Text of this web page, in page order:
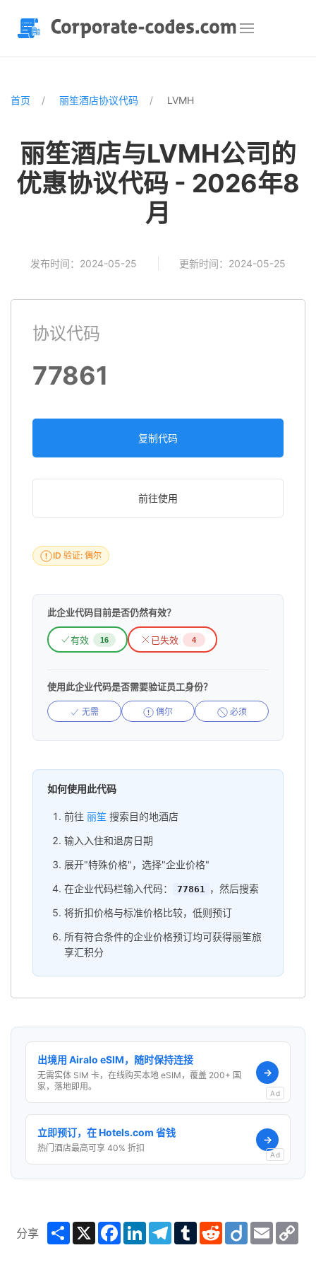
首页 丽笙酒店协议代码 LVMH
丽笙酒店与LVMH公司的
优惠协议代码 - 2026年8
月
发布时间：2024-05-25 更新时间：2024-05-25
协议代码
77861
复制代码
前往使用
ID 验证: 偶尔
此企业代码目前是否仍然有效？
有效 16 已失效 4
使用此企业代码是否需要验证员工身份？
无需 偶尔 必须
如何使用此代码
前往 丽笙 搜索目的地酒店
输入入住和退房日期
展开"特殊价格"，选择"企业价格"
在企业代码栏输入代码：
77861 ，然后搜索
将折扣价格与标准价格比较，低则预订
所有符合条件的企业价格预订均可获得丽笙旅
享汇积分
出境用 Airalo eSIM，随时保持连接
无需实体 SIM 卡，在线购买本地 eSIM，覆盖 200+ 国
家，落地即用。
→
Ad
立即预订，在 Hotels.com 省钱
热门酒店最高可享 40% 折扣
→
Ad
分享 ShareX Facebook
LinkedInTelegram
TumblrRedditDiigo Email